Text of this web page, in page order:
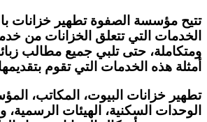
تتيح مؤسسة الصفوة تطهير خزانات
الخدمات التي تتعلق الخزانات من
ومتكاملة، حتى تلبي جميع مطالب
أمثلة هذه الخدمات التي تقوم
تطهير خزانات البيوت، المكاتب،
الوحدات السكنية، الهيئات الرسمية،